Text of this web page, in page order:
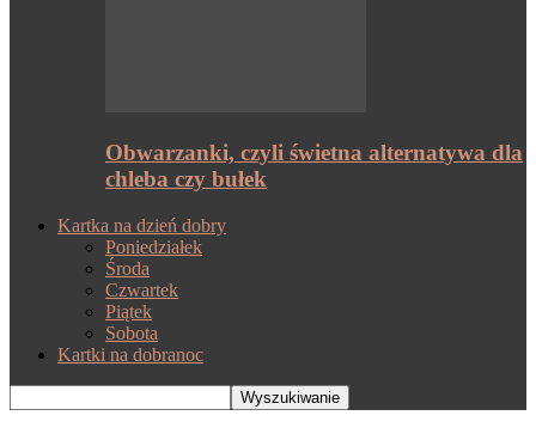
Obwarzanki, czyli świetna alternatywa dla
chleba czy bułek
Kartka na dzień dobry
Poniedziałek
Środa
Czwartek
Piątek
Sobota
Kartki na dobranoc